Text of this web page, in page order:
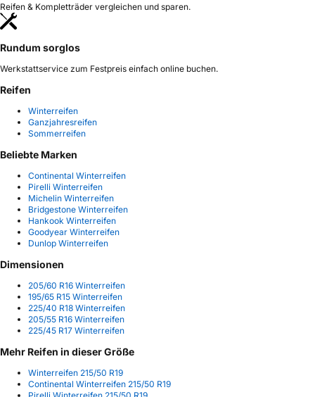
Reifen & Kompletträder vergleichen und sparen.
Rundum sorglos
Werkstattservice zum Festpreis einfach online buchen.
Reifen
Winterreifen
Ganzjahresreifen
Sommerreifen
Beliebte Marken
Continental Winterreifen
Pirelli Winterreifen
Michelin Winterreifen
Bridgestone Winterreifen
Hankook Winterreifen
Goodyear Winterreifen
Dunlop Winterreifen
Dimensionen
205/60 R16 Winterreifen
195/65 R15 Winterreifen
225/40 R18 Winterreifen
205/55 R16 Winterreifen
225/45 R17 Winterreifen
Mehr Reifen in dieser Größe
Winterreifen 215/50 R19
Continental Winterreifen 215/50 R19